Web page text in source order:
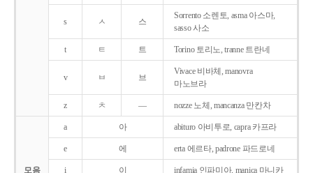
s ㅅ 스
Sorrento 소렌토, asma 아스마,
sasso 사소
t ㅌ 트 Torino 토리노, tranne 트란네
v ㅂ 브
Vivace 비바체, manovra
마노브라
z ㅊ ― nozze 노체, mancanza 만칸차
모음
a 아 abituro 아비투로, capra 카프라
e 에 erta 에르타, padrone 파드로네
i 이 infamia 인파미아, manica 마니카